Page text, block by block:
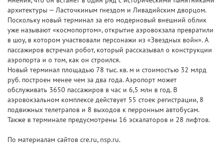
архитектуры — Ласточкиным гнездом и Ливадийским дворцом.
Поскольку новый терминал за его модерновый внешний облик
уже называют «космопортом», открытие аэровокзала превратили
в шоу, в котором участвовали персонажи из «Звездных войн». А
пассажиров встречал робот, который рассказывал о конструкции
аэропорта и о том, как он строился.
Новый терминал площадью 78 тыс. кв. м и стоимостью 32 млрд
руб. построен менее чем за два года. Аэропорт может
обслуживать 3650 пассажиров в час и 6,5 млн в год. В
аэровокзальном комплексе действует 55 стоек регистрации, 8
подвижных телетрапов и 8 выходов к перронным автобусам.
Также в терминале предусмотрены 16 эскалаторов и 28 лифтов.
По материалам сайтов cre.ru, nsp.ru.